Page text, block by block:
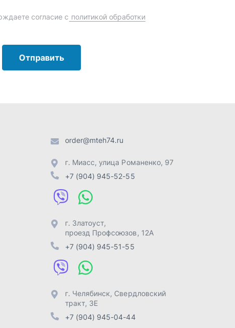
+7 (904) 945-52-55
г. Челябинск,Свердловский
тракт, 3Е
Отправить заявку
Разработка -